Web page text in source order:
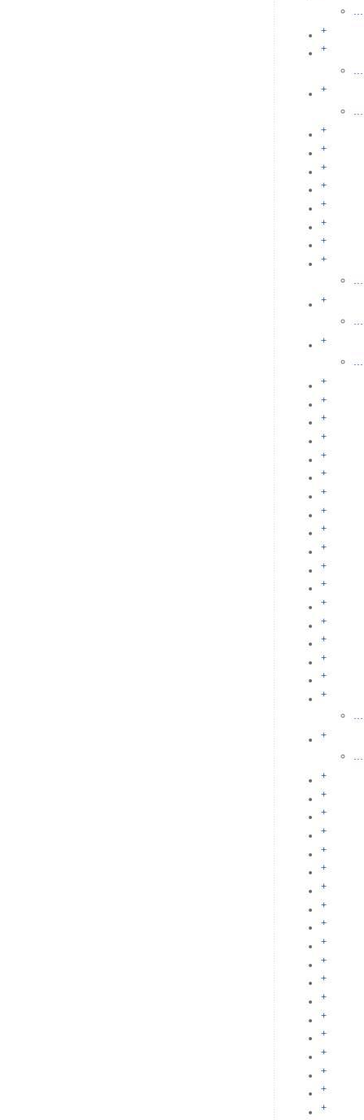
+
+
+
+
+
+
+
+
+
+
+
...
+
...
+
...
+
+
+
+
+
+
+
+
+
+
+
+
+
+
+
+
+
+
...
+
...
+
+
+
+
+
+
+
+
+
+
+
+
+
+
+
+
+
+
+